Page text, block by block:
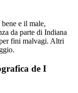
e il male,
da parte di Indiana
fini malvagi. Altri
de I